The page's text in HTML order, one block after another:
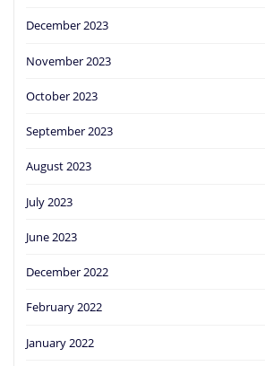
December 2023
November 2023
October 2023
September 2023
August 2023
July 2023
June 2023
December 2022
February 2022
January 2022